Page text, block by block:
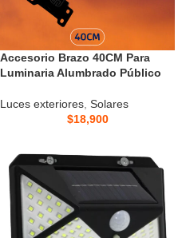
Accesorio Brazo 40CM Para
Luminaria Alumbrado Público
Luces exteriores Solares
$18,900